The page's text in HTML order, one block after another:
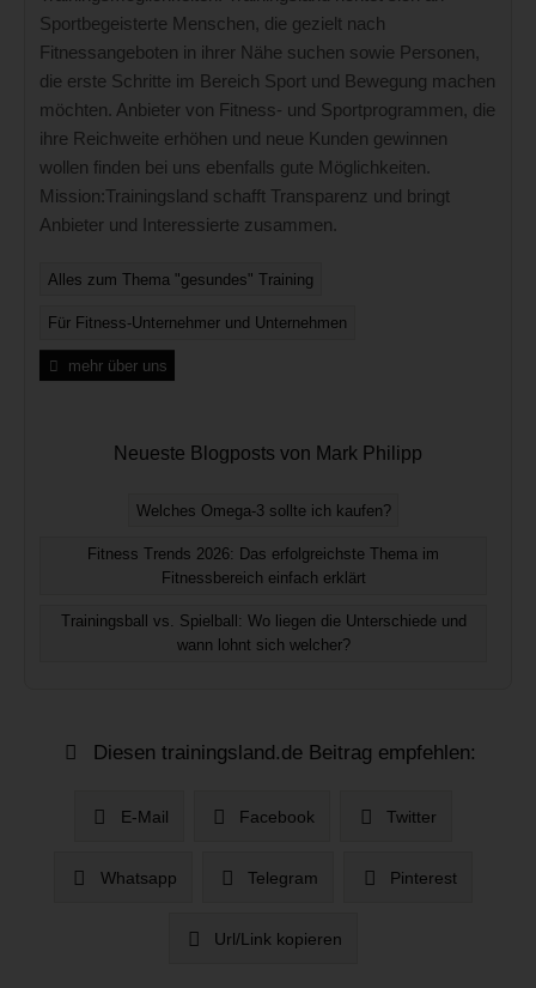
Sportbegeisterte Menschen, die gezielt nach
Fitnessangeboten in ihrer Nähe suchen sowie Personen,
die erste Schritte im Bereich Sport und Bewegung machen
möchten. Anbieter von Fitness- und Sportprogrammen, die
ihre Reichweite erhöhen und neue Kunden gewinnen
wollen finden bei uns ebenfalls gute Möglichkeiten.
Mission:Trainingsland schafft Transparenz und bringt
Anbieter und Interessierte zusammen.
Alles zum Thema "gesundes" Training
Für Fitness-Unternehmer und Unternehmen
mehr über uns
Neueste Blogposts von Mark Philipp
Welches Omega-3 sollte ich kaufen?
Fitness Trends 2026: Das erfolgreichste Thema im
Fitnessbereich einfach erklärt
Trainingsball vs. Spielball: Wo liegen die Unterschiede und
wann lohnt sich welcher?
Diesen trainingsland.de Beitrag empfehlen:
E-Mail Facebook Twitter
Whatsapp Telegram Pinterest
Url/Link kopieren